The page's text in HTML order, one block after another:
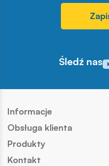
Śledź nas
Informacje
Obsługa klienta
Produkty
Kontakt